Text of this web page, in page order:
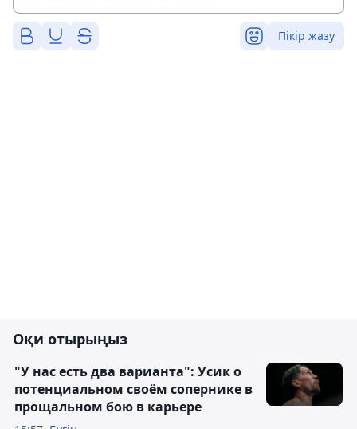
Пікір жазу
Оқи отырыңыз
"У нас есть два варианта": Усик о
потенциальном своём сопернике в
прощальном бою в карьере